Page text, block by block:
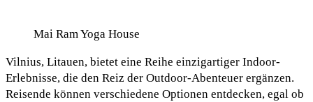
Mai Ram Yoga House
Vilnius, Litauen, bietet eine Reihe einzigartiger Indoor-
Erlebnisse, die den Reiz der Outdoor-Abenteuer ergänzen.
Reisende können verschiedene Optionen entdecken, egal ob